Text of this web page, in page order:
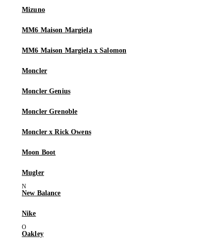
Mizuno
MM6 Maison Margiela
MM6 Maison Margiela x Salomon
Moncler
Moncler Genius
Moncler Grenoble
Moncler x Rick Owens
Moon Boot
Mugler
New Balance
Nike
Oakley